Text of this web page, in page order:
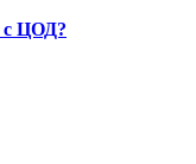
с ЦОД?